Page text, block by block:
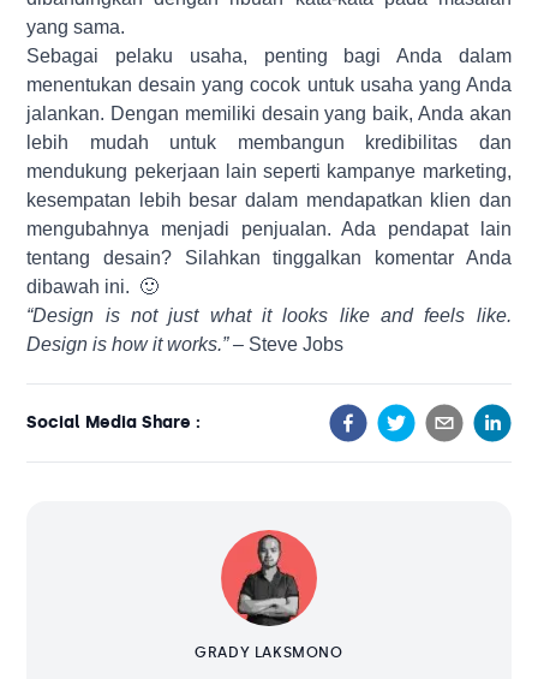
yang sama.
Sebagai pelaku usaha, penting bagi Anda dalam
menentukan desain yang cocok untuk usaha yang Anda
jalankan. Dengan memiliki desain yang baik, Anda akan
lebih mudah untuk membangun kredibilitas dan
mendukung pekerjaan lain seperti kampanye marketing,
kesempatan lebih besar dalam mendapatkan klien dan
mengubahnya menjadi penjualan. Ada pendapat lain
tentang desain? Silahkan tinggalkan komentar Anda
dibawah ini. 🙂
“Design is not just what it looks like and feels like.
Design is how it works.” – Steve Jobs
Social Media Share :
GRADY LAKSMONO